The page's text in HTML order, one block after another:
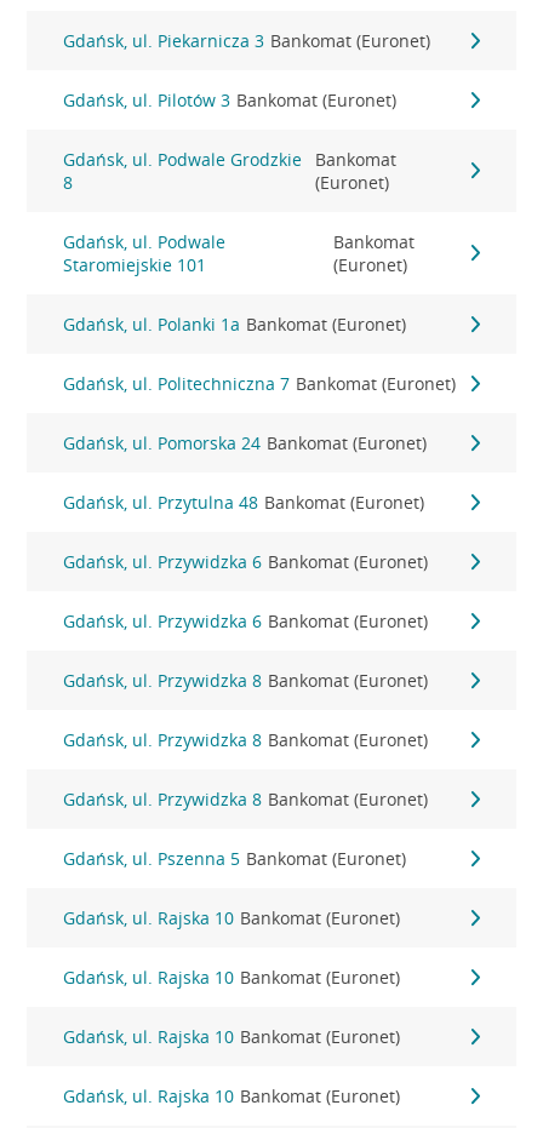
Gdańsk, ul. Piekarnicza 3 Bankomat (Euronet)
Gdańsk, ul. Pilotów 3 Bankomat (Euronet)
Gdańsk, ul. Podwale Grodzkie
8
Bankomat
(Euronet)
Gdańsk, ul. Podwale
Staromiejskie 101
Bankomat
(Euronet)
Gdańsk, ul. Polanki 1a Bankomat (Euronet)
Gdańsk, ul. Politechniczna 7 Bankomat (Euronet)
Gdańsk, ul. Pomorska 24 Bankomat (Euronet)
Gdańsk, ul. Przytulna 48 Bankomat (Euronet)
Gdańsk, ul. Przywidzka 6 Bankomat (Euronet)
Gdańsk, ul. Przywidzka 6 Bankomat (Euronet)
Gdańsk, ul. Przywidzka 8 Bankomat (Euronet)
Gdańsk, ul. Przywidzka 8 Bankomat (Euronet)
Gdańsk, ul. Przywidzka 8 Bankomat (Euronet)
Gdańsk, ul. Pszenna 5 Bankomat (Euronet)
Gdańsk, ul. Rajska 10 Bankomat (Euronet)
Gdańsk, ul. Rajska 10 Bankomat (Euronet)
Gdańsk, ul. Rajska 10 Bankomat (Euronet)
Gdańsk, ul. Rajska 10 Bankomat (Euronet)